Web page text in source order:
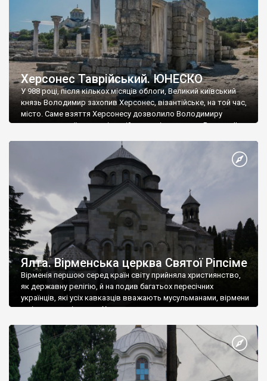
Херсонес Таврійський. ЮНЕСКО
У 988 році, після кількох місяців облоги, Великий київський
князь Володимир захопив Херсонес, візантійське, на той час,
місто. Саме взяття Херсонесу дозволило Володимиру
диктувати свої умови візантійському імператору Василю ІІ, та
Херсонесі Володимир-язичник, став Василем-християнином.
А потім було Хрещення Русі. На честь Херсонесу Таврійського
Ялта. Вірменська церква Святої Ріпсіме
Вірменія першою серед країн світу прийняла християнство,
як державну релігію, й на подив багатьох пересічних
українців, які усіх кавказців вважають мусульманами, вірмени
є відданими вірянами Христа